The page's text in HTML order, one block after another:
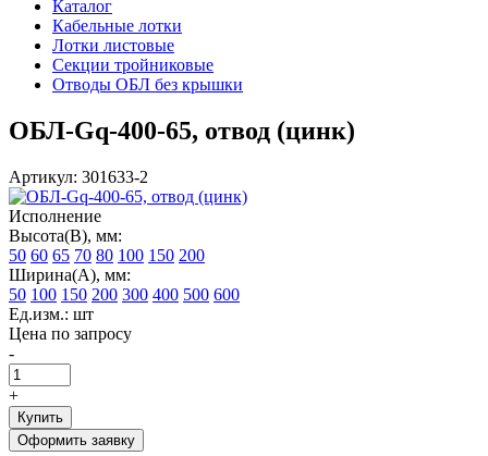
Каталог
Кабельные лотки
Лотки листовые
Секции тройниковые
Отводы ОБЛ без крышки
ОБЛ-Gq-400-65, отвод (цинк)
Артикул: 301633-2
Исполнение
Высота(В), мм:
50 60 65 70 80 100 150 200
Ширина(А), мм:
50 100 150 200 300 400 500 600
Ед.изм.: шт
Цена по запросу
-
+
Купить
Оформить заявку